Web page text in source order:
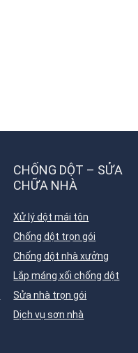
CHỐNG DỘT – SỬA
CHỮA NHÀ
Xử lý dột mái tôn
Chống dột trọn gói
Chống dột nhà xưởng
Lắp máng xối chống dột
Sửa nhà trọn gói
Dịch vụ sơn nhà